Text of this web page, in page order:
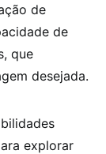
de
de
que
desejada.
explorar